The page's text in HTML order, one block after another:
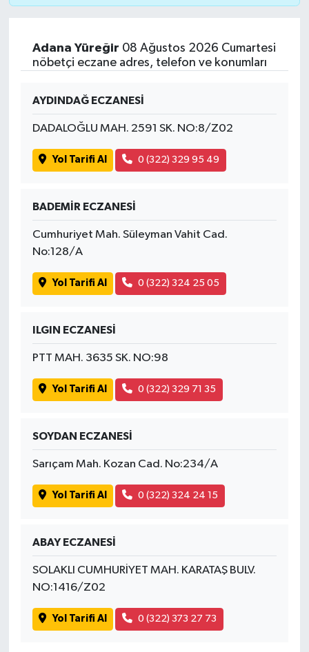
Adana Yüreğir 08 Ağustos 2026 Cumartesi
nöbetçi eczane adres, telefon ve konumları
AYDINDAĞ ECZANESİ
DADALOĞLU MAH. 2591 SK. NO:8/Z02
Yol Tarifi Al 0 (322) 329 95 49
BADEMİR ECZANESİ
Cumhuriyet Mah. Süleyman Vahit Cad.
No:128/A
Yol Tarifi Al 0 (322) 324 25 05
ILGIN ECZANESİ
PTT MAH. 3635 SK. NO:98
Yol Tarifi Al 0 (322) 329 71 35
SOYDAN ECZANESİ
Sarıçam Mah. Kozan Cad. No:234/A
Yol Tarifi Al 0 (322) 324 24 15
ABAY ECZANESİ
SOLAKLI CUMHURİYET MAH. KARATAŞ BULV.
NO:1416/Z02
Yol Tarifi Al 0 (322) 373 27 73